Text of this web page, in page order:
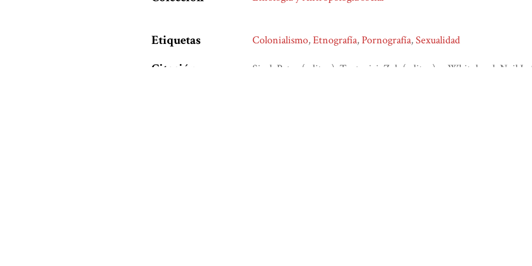
Etiquetas Colonialismo,Etnografía,Pornografía,Sexualidad
Citación
Sigal, Peter (editor), Tortorici, Zeb (editor), y Whitehead, Neil L.